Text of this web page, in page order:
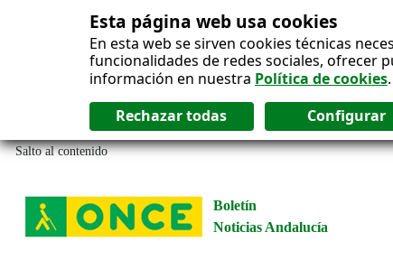
Esta página web usa cookies
En esta web se sirven cookies técnicas
funcionalidades de redes sociales, ofrecer
información en nuestra Política de cookies.
Salto al contenido
Boletín
Noticias Andalucía